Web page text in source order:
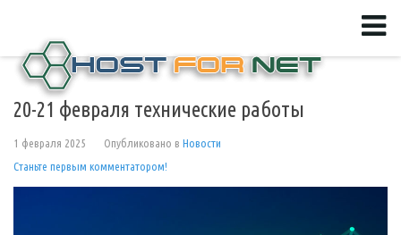
20-21 февраля технические работы
1 февраля 2025 Опубликовано в Новости
Станьте первым комментатором!